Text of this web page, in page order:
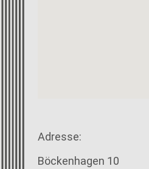
Adresse:
Böckenhagen 10